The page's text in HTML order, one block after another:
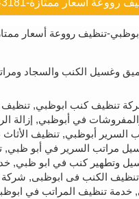
ممتازة-0543343181
رووعة أسعار ممتازة-
وغسيل الكنب والسجاد
تنظيف كنب ابوظبي,
في أبوظبي, إزالة
أبوظبي, تنظيف الأثاث
مراتب السرير في أبو ظبي,
وتطهير كنب في ابو ظبي,
تنظيف الكنب فى ابوظبى,
تنظيف المراتب في